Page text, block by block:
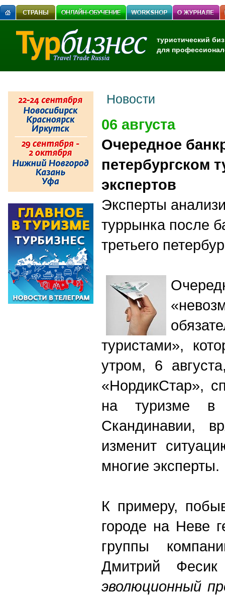
туристический
для
Новости
06 августа
Очередное
петербургском
экспертов
Эксперты
туррынка после
третьего
туристами»,
утром, 6
«НордикСтар»,
на туризме в
Скандинавии,
изменит
многие эксперты.
К примеру,
городе на Неве
группы
Дмитрий
эволюционный